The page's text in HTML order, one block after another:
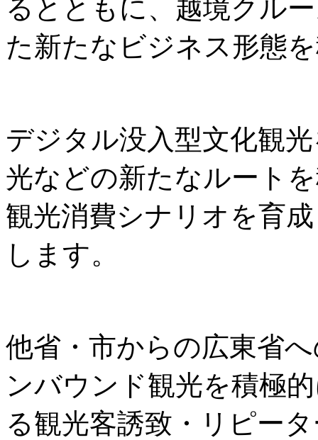
るとともに、越境クル
た新たなビジネス形態
デジタル没入型文化観
光などの新たなルート
観光消費シナリオを育
します。
他省・市からの広東省
ンバウンド観光を積極
る観光客誘致・リピー